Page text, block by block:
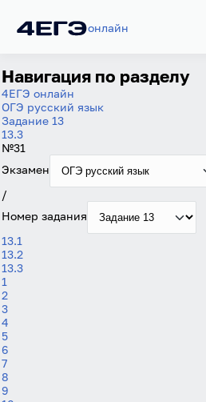
онлайн
Навигация по разделу
4ЕГЭ онлайн
ОГЭ русский язык
Задание 13
13.3
№31
Экзамен
/
Номер задания
13.1
13.2
13.3
1
2
3
4
5
6
7
8
9